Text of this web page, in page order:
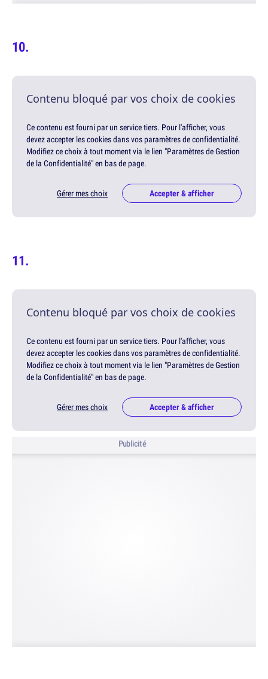
Contenu bloqué par vos choix de cookies
Ce contenu est fourni par un service tiers. Pour l'afficher, vous
devez accepter les cookies dans vos paramètres de confidentialité.
Modifiez ce choix à tout moment via le lien "Paramètres de Gestion
de la Confidentialité" en bas de page.
Gérer mes choix Accepter & afficher
Contenu bloqué par vos choix de cookies
Ce contenu est fourni par un service tiers. Pour l'afficher, vous
devez accepter les cookies dans vos paramètres de confidentialité.
Modifiez ce choix à tout moment via le lien "Paramètres de Gestion
de la Confidentialité" en bas de page.
Gérer mes choix Accepter & afficher
Publicité